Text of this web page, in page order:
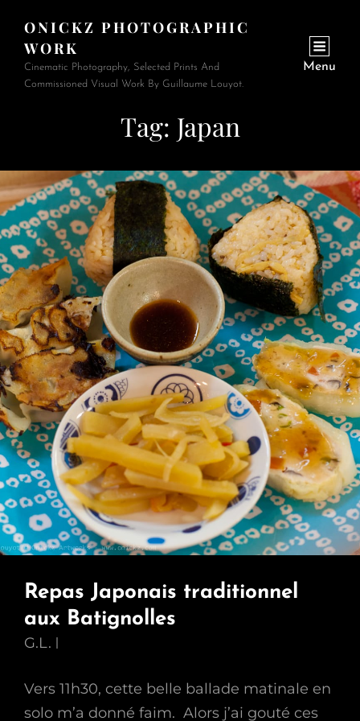
ONICKZ PHOTOGRAPHIC
WORK
Cinematic Photography, Selected Prints And
Commissioned Visual Work By Guillaume Louyot.
Menu
Tag: Japan
Repas Japonais traditionnel
aux Batignolles
G.L.
Vers 11h30, cette belle ballade matinale en
solo m’a donné faim. Alors j’ai gouté ces